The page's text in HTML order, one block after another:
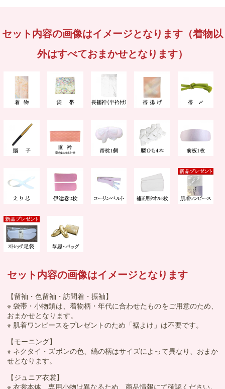
セット内容の画像はイメージとなります（着物以
外はすべておまかせとなります）
セット内容の画像はイメージとなります
【留袖・色留袖・訪問着・振袖】
※ 袋帯・小物類は、着物柄・年代に合わせたものをご用意のため、
おまかせとなります。
※ 肌着ワンピースをプレゼントのため「裾よけ」は不要です。
【モーニング】
※ ネクタイ・ズボンの色、縞の柄はサイズによって異なり、おまか
せとなります。
【ジュニア衣裳】
※ 衣裳本体、専用小物は異なるため、商品情報にて確認ください。